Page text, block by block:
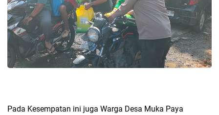
Pada Kesempatan ini juga Warga Desa Muka Paya